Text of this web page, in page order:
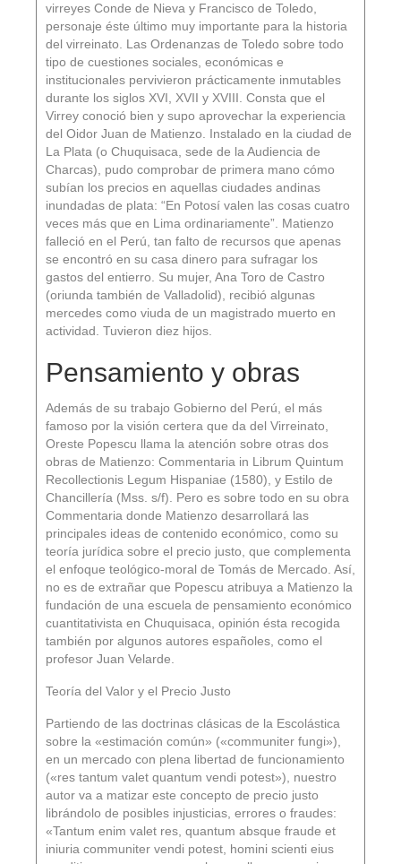
virreyes Conde de Nieva y Francisco de Toledo,
personaje éste último muy importante para la historia
del virreinato. Las Ordenanzas de Toledo sobre todo
tipo de cuestiones sociales, económicas e
institucionales pervivieron prácticamente inmutables
durante los siglos XVI, XVII y XVIII. Consta que el
Virrey conoció bien y supo aprovechar la experiencia
del Oidor Juan de Matienzo. Instalado en la ciudad de
La Plata (o Chuquisaca, sede de la Audiencia de
Charcas), pudo comprobar de primera mano cómo
subían los precios en aquellas ciudades andinas
inundadas de plata: “En Potosí valen las cosas cuatro
veces más que en Lima ordinariamente”. Matienzo
falleció en el Perú, tan falto de recursos que apenas
se encontró en su casa dinero para sufragar los
gastos del entierro. Su mujer, Ana Toro de Castro
(oriunda también de Valladolid), recibió algunas
mercedes como viuda de un magistrado muerto en
actividad. Tuvieron diez hijos.
Pensamiento y obras
Además de su trabajo Gobierno del Perú, el más
famoso por la visión certera que da del Virreinato,
Oreste Popescu llama la atención sobre otras dos
obras de Matienzo: Commentaria in Librum Quintum
Recollectionis Legum Hispaniae (1580), y Estilo de
Chancillería (Mss. s/f). Pero es sobre todo en su obra
Commentaria donde Matienzo desarrollará las
principales ideas de contenido económico, como su
teoría jurídica sobre el precio justo, que complementa
el enfoque teológico-moral de Tomás de Mercado. Así,
no es de extrañar que Popescu atribuya a Matienzo la
fundación de una escuela de pensamiento económico
cuantitativista en Chuquisaca, opinión ésta recogida
también por algunos autores españoles, como el
profesor Juan Velarde.
Teoría del Valor y el Precio Justo
Partiendo de las doctrinas clásicas de la Escolástica
sobre la «estimación común» («communiter fungi»),
en un mercado con plena libertad de funcionamiento
(«res tantum valet quantum vendi potest»), nuestro
autor va a matizar este concepto de precio justo
librándolo de posibles injusticias, errores o fraudes:
«Tantum enim valet res, quantum absque fraude et
iniuria communiter vendi potest, homini scienti eius